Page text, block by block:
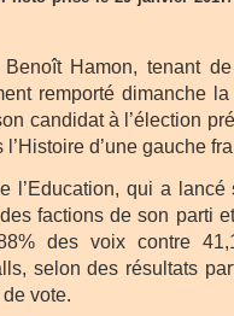
Hamon, tenant
remporté dimanche
candidat à l’élection
d’une gauche
l’Education, qui a
factions de son parti
des voix contre
selon des résultats
vote.